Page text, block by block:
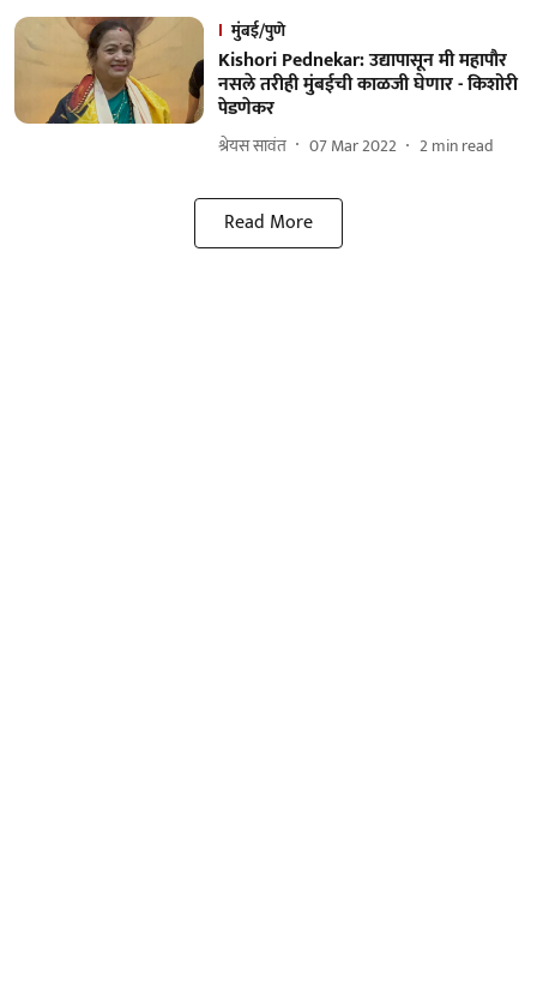
मुंबई/पुणे
Kishori Pednekar: उद्यापासून मी महापौर
नसले तरीही मुंबईची काळजी घेणार - किशोरी
पेडणेकर
श्रेयस सावंत 07 Mar 2022 2min read
Read More